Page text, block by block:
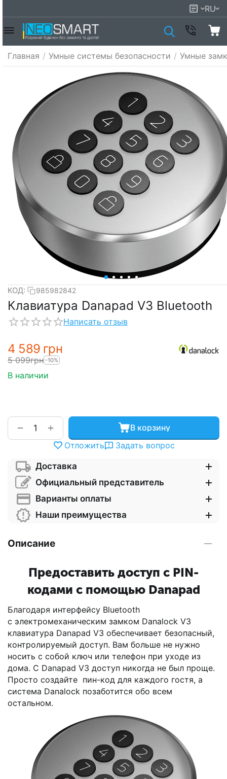
RU
Главная / Умные системы безопасности / Умные
КОД: 985982842
Клавиатура Danapad V3 Bluetooth
Написать отзыв
4 589 грн
5 099грн -10%
В наличии
+
−
В корзину
Отложить
Задать вопрос
Доставка
Официальный представитель
Варианты оплаты
Наши преимущества
Описание
Предоставить доступ с PIN-
кодами с помощью Danapad
Благодаря интерфейсу Bluetooth
с электромеханическим замком Danalock V3
клавиатура Danapad V3 обеспечивает безопасный,
контролируемый доступ. Вам больше не нужно
носить с собой ключ или телефон при уходе из
дома. С Danapad V3 доступ никогда не был проще.
Просто создайте пин-код для каждого гостя, а
система Danalock позаботится обо всем
остальном.